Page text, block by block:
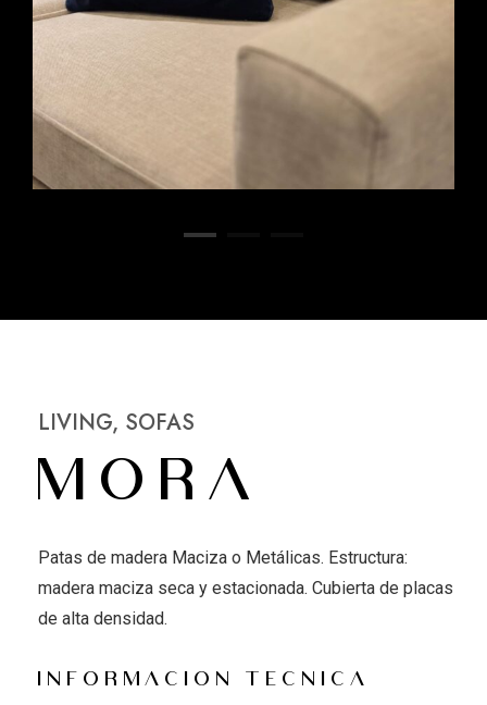
LIVING, SOFAS
Mora
Patas de madera Maciza o Metálicas. Estructura:
madera maciza seca y estacionada. Cubierta de placas
de alta densidad.
Informacion tecnica